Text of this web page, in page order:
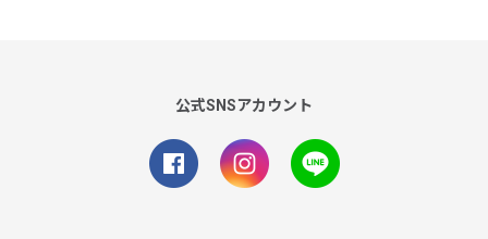
公式SNSアカウント